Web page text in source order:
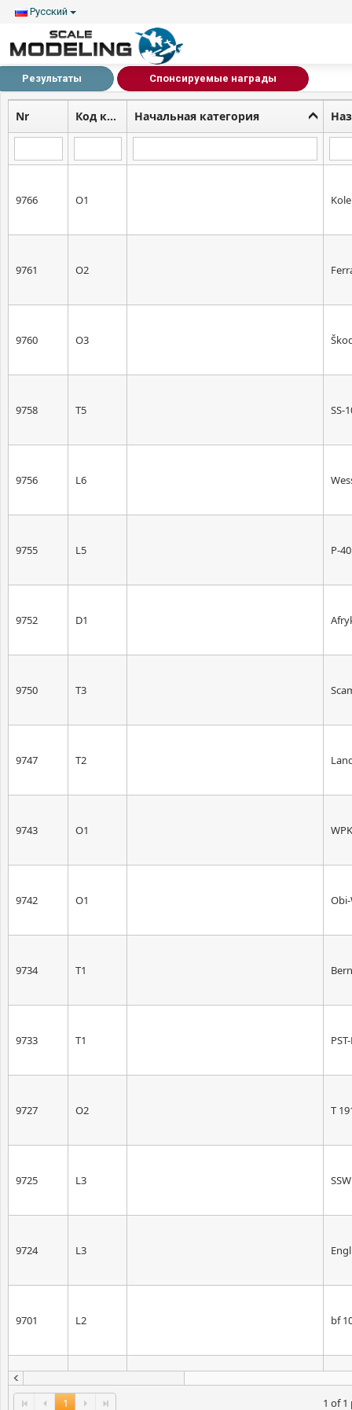
Русский
Результаты Спонсируемые награды
Nr Код категории Начальная категория
9766 O1
9761 O2
9760 O3
9758 T5 SS-
9756 L6
9755 L5 P-
9752 D1
9750 T3
9747 T2
9743 O1
9742 O1
9734 T1
9733 T1
9727 O2 T
9725 L3
9724 L3
9701 L2 bf
9691 L6
AH-
1
1 of 1